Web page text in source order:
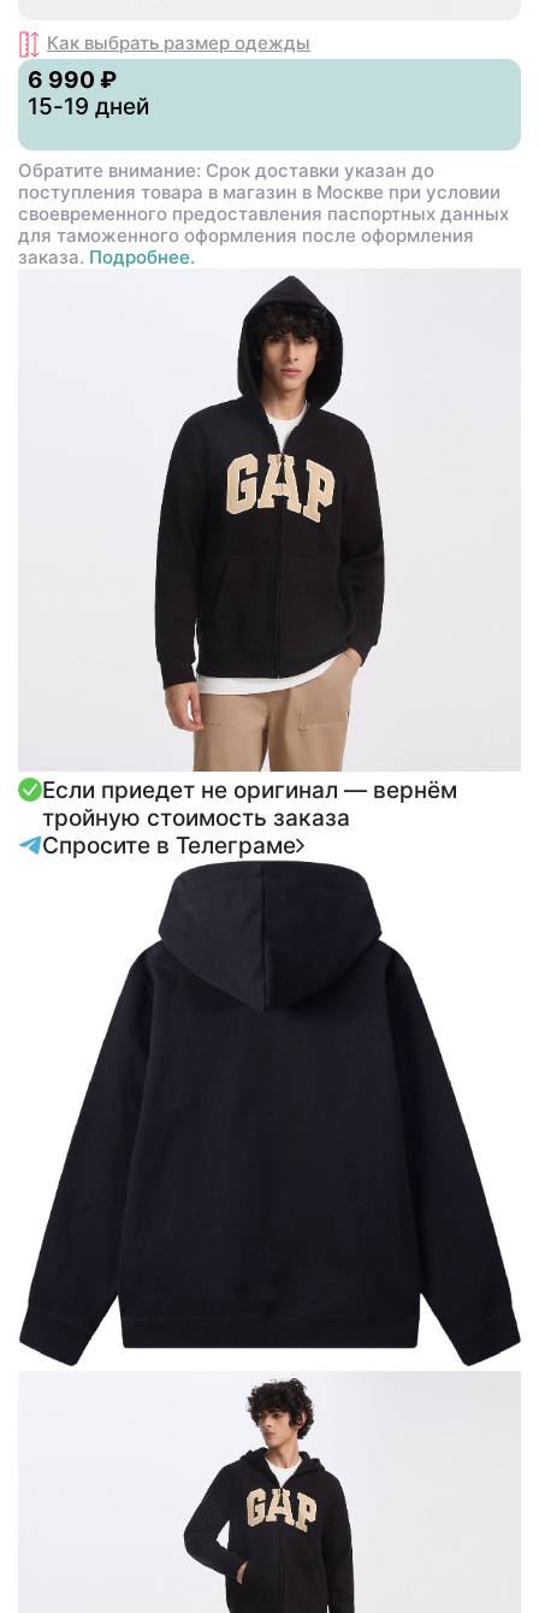
Как выбрать размер одежды
6 990 ₽
15-19 дней
Обратите внимание: Срок доставки указан до
поступления товара в магазин в Москве при условии
своевременного предоставления паспортных данных
для таможенного оформления после оформления
заказа. Подробнее.
Если приедет не оригинал — вернём
тройную стоимость заказа
Спросите в Телеграме